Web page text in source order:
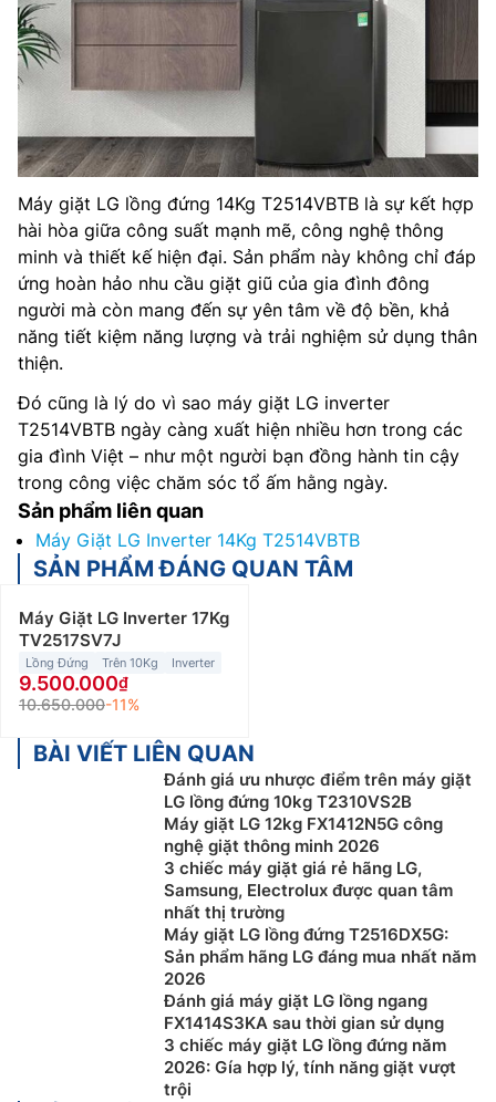
Máy giặt LG lồng đứng 14Kg T2514VBTB là sự kết hợp
hài hòa giữa công suất mạnh mẽ, công nghệ thông
minh và thiết kế hiện đại. Sản phẩm này không chỉ đáp
ứng hoàn hảo nhu cầu giặt giũ của gia đình đông
người mà còn mang đến sự yên tâm về độ bền, khả
năng tiết kiệm năng lượng và trải nghiệm sử dụng thân
thiện.
Đó cũng là lý do vì sao máy giặt LG inverter
T2514VBTB ngày càng xuất hiện nhiều hơn trong các
gia đình Việt – như một người bạn đồng hành tin cậy
trong công việc chăm sóc tổ ấm hằng ngày.
Sản phẩm liên quan
Máy Giặt LG Inverter 14Kg T2514VBTB
SẢN PHẨM ĐÁNG QUAN TÂM
Máy Giặt LG Inverter 17Kg
TV2517SV7J
Lồng Đứng Trên 10Kg Inverter
9.500.000
10.650.000-11%
BÀI VIẾT LIÊN QUAN
Đánh giá ưu nhược điểm trên máy giặt
LG lồng đứng 10kg T2310VS2B
Máy giặt LG 12kg FX1412N5G công
nghệ giặt thông minh 2026
3 chiếc máy giặt giá rẻ hãng LG,
Samsung, Electrolux được quan tâm
nhất thị trường
Máy giặt LG lồng đứng T2516DX5G:
Sản phẩm hãng LG đáng mua nhất năm
2026
Đánh giá máy giặt LG lồng ngang
FX1414S3KA sau thời gian sử dụng
3 chiếc máy giặt LG lồng đứng năm
2026: Gía hợp lý, tính năng giặt vượt
trội